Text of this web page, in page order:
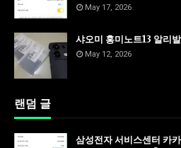
May 17, 2026
샤오미 홍미노트13 알리
May 12, 2026
랜덤 글
삼성전자 서비스센터 카